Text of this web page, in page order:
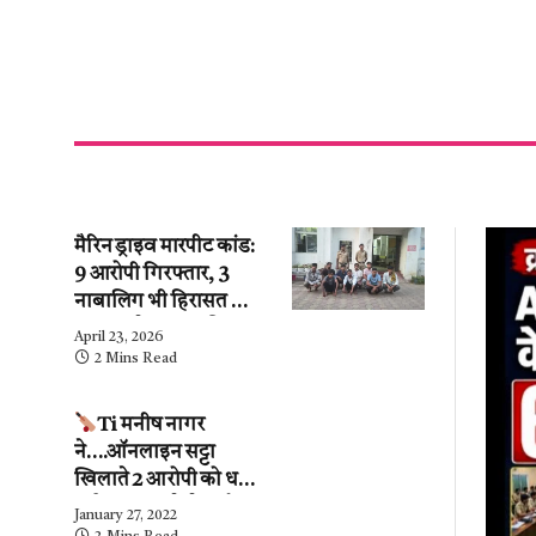
मैरिन ड्राइव मारपीट कांड:
9 आरोपी गिरफ्तार, 3
नाबालिग भी हिरासत में
— हत्या के प्रयास की
धाराएं जुड़ी!!
April 23, 2026
2 Mins Read
Ti मनीष नागर
ने….ऑनलाइन सट्टा
खिलाते 2 आरोपी को धर
दबोचा….कब्जे से ढाई
January 27, 2022